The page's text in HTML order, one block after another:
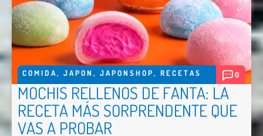
COMIDA, JAPON , JAPONSHOP, RECETAS 0
MOCHIS RELLENOS DE FANTA: LA
RECETA MÁS SORPRENDENTE QUE
VAS A PROBAR
Enviar